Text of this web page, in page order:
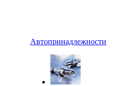
Автопринадлежности